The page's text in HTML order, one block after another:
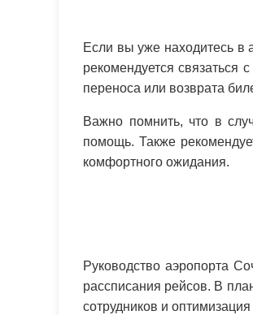
Если вы уже находитесь в
рекомендуется связаться
переноса или возврата
Важно помнить, что в
помощь. Также
комфортного ожидания.
Руководство аэропорта
рассписания рейсов. В
сотрудников и оптимизация